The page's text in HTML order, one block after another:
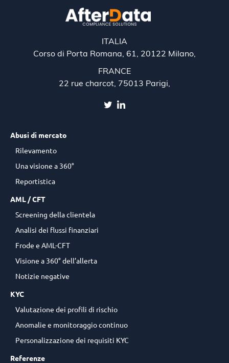
ITALIA
Corso di Porta Romana, 61, 20122 Milano,
FRANCE
22 rue charcot, 75013 Parigi,
Abusi di mercato
Rilevamento
Una visione a 360°
Reportistica
AML / CFT
Screening della clientela
Analisi dei flussi finanziari
Frode e AML-CFT
Visione a 360° dell’allerta
Notizie negative
KYC
Valutazione dei profili di rischio
Anomalie e monitoraggio continuo
Personalizzazione dei requisiti KYC
Referenze